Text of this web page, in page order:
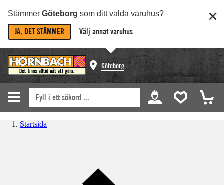
Stämmer Göteborg som ditt valda varuhus?
JA, DET STÄMMER Välj annat varuhus
Göteborg
Startsida